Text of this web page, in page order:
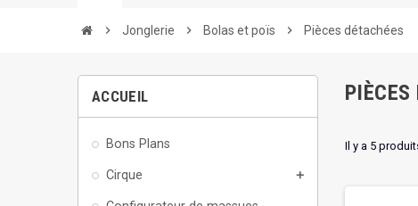
chevron_right Jonglerie chevron_right Bolas et poïs chevron_right Pièces détachées
ACCUEIL
Bons Plans
Cirque add
PIÈCES
Il y a 5